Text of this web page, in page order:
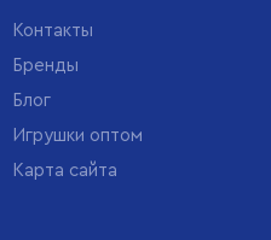
Контакты
Бренды
Блог
Игрушки оптом
Карта сайта